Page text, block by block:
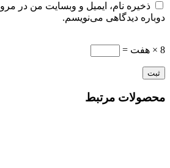
ذخیره نام، ایمیل و وبسایت من در
دوباره دیدگاهی می‌نویسم.
8 × هفت =
محصولات مرتبط